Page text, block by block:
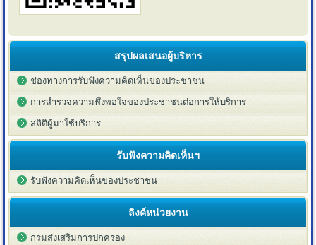
สรุปผลเสนอผู้บริหาร
ช่องทางการรับฟังความคิดเห็นของประชาชน
การสำรวจความพึงพอใจของประชาชนต่อการให้บริการ
สถิติผู้มาใช้บริการ
รับฟังความคิดเห็นฯ
รับฟังความคิดเห็นของประชาชน
ลิงค์หน่วยงาน
กรมส่งเสริมการปกครอง